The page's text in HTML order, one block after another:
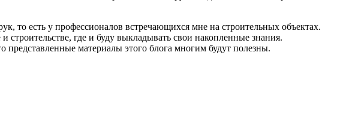
то есть у профессионалов встречающихся мне на строительных объектах.
где и буду выкладывать свои накопленные знания.
материалы этого блога многим будут полезны.